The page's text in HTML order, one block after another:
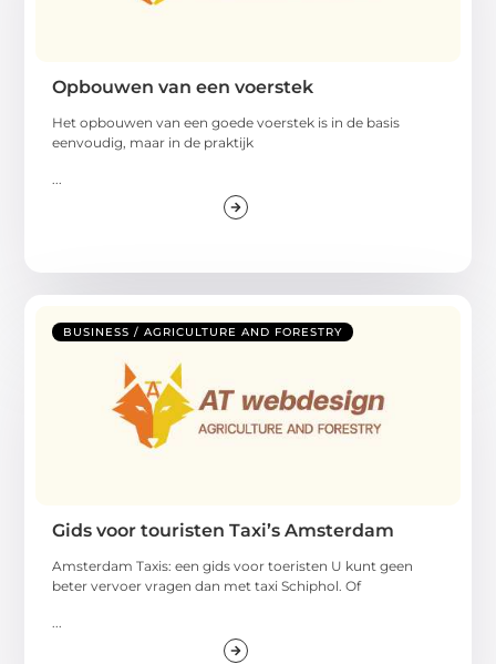
Opbouwen van een voerstek
Het opbouwen van een goede voerstek is in de basis
eenvoudig, maar in de praktijk
BUSINESS / AGRICULTURE AND FORESTRY
Gids voor touristen Taxi’s Amsterdam
Amsterdam Taxis: een gids voor toeristen U kunt geen
beter vervoer vragen dan met taxi Schiphol. Of